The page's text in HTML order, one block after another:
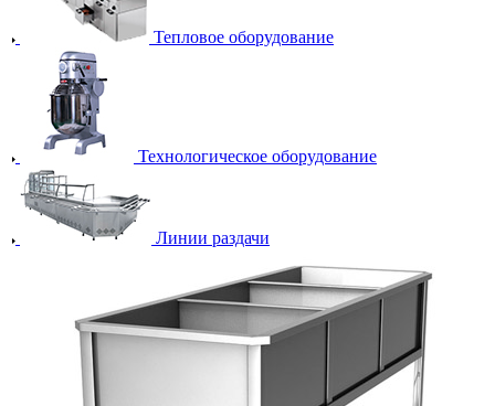
Тепловое оборудование
Технологическое оборудование
Линии раздачи